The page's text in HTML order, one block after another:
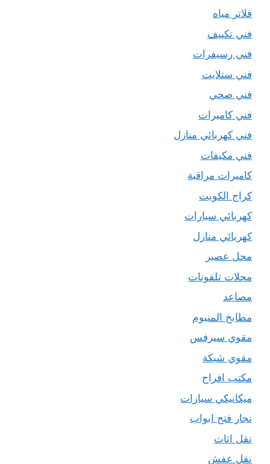
فلاتر مياه
فني تكييف
فني رسيفرات
فني ستلايت
فني صحي
فني كاميرات
فني كهربائي منازل
فني مكيفات
كاميرات مراقبة
كراج الكويت
كهربائي سيارات
كهربائي منازل
محل عصير
محلات تلفونات
مصاعد
مطابخ المنيوم
مقوي سيرفس
مقوي شبكة
مكتب افراح
ميكانيكي سيارات
نجار فتح ابواب
نقل اثاث
نقل عفش